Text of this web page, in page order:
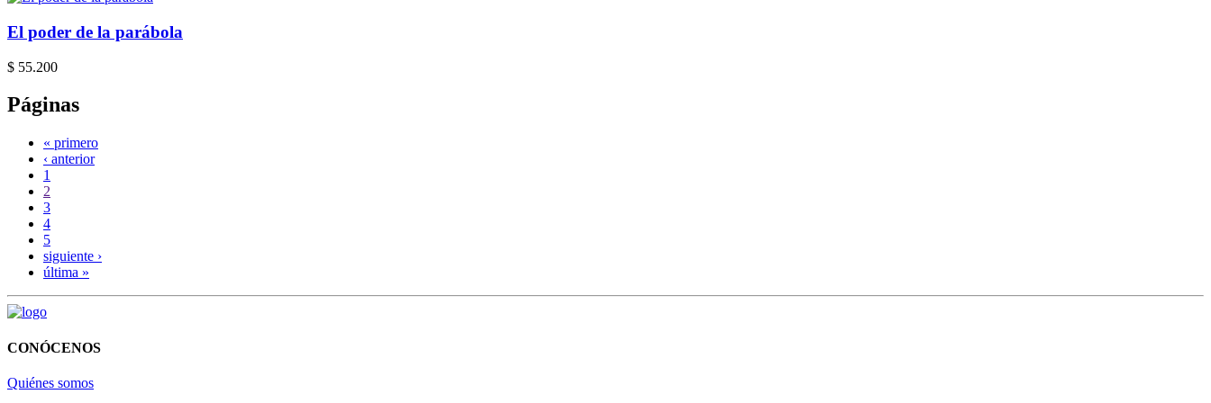
El poder de la parábola
$ 55.200
Páginas
« primero
‹ anterior
1
2
3
4
5
siguiente ›
última »
CONÓCENOS
Quiénes somos